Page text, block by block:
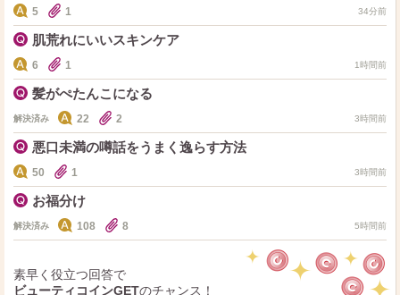
5 1 34分前
肌荒れにいいスキンケア
6 1 1時間前
髪がぺたんこになる
解決済み 22 2 3時間前
悪口未満の噂話をうまく逸らす方法
50 1 3時間前
お福分け
解決済み 108 8 5時間前
素早く役立つ回答で
ビューティコインGETのチャンス！